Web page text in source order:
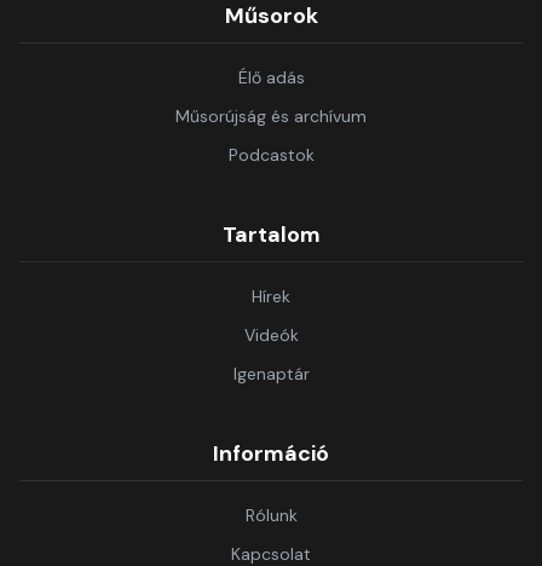
Műsorok
Élő adás
Műsorújság és archívum
Podcastok
Tartalom
Hírek
Videók
Igenaptár
Információ
Rólunk
Kapcsolat